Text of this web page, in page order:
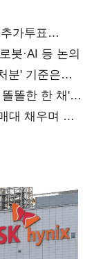
가투표
봇·AI 등 논의
분' 기준은
똘한 한 채'
대 채우며 문